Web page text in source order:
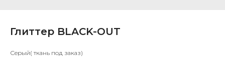
Глиттер BLACK-OUT
Серый( ткань под заказ)